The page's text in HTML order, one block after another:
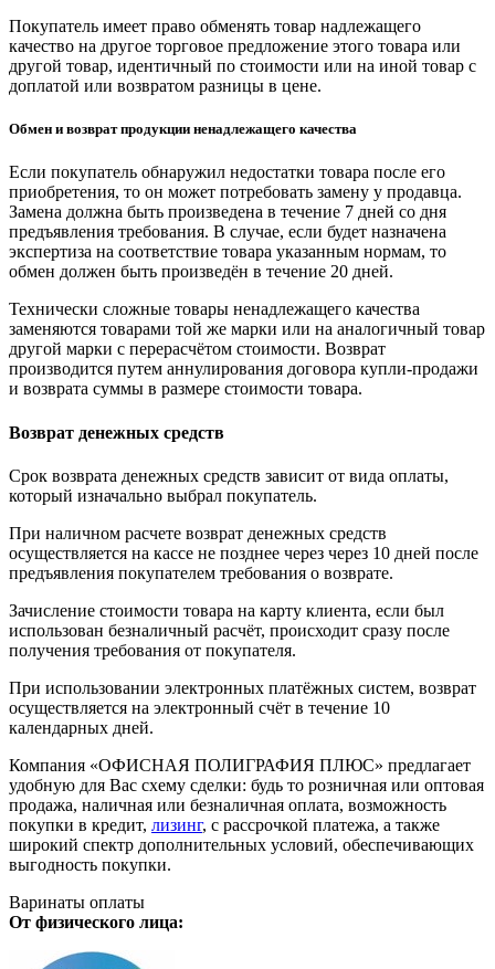
Покупатель имеет право обменять товар надлежащего
качество на другое торговое предложение этого товара или
другой товар, идентичный по стоимости или на иной товар с
доплатой или возвратом разницы в цене.
Обмен и возврат продукции ненадлежащего качества
Если покупатель обнаружил недостатки товара после его
приобретения, то он может потребовать замену у продавца.
Замена должна быть произведена в течение 7 дней со дня
предъявления требования. В случае, если будет назначена
экспертиза на соответствие товара указанным нормам, то
обмен должен быть произведён в течение 20 дней.
Технически сложные товары ненадлежащего качества
заменяются товарами той же марки или на аналогичный товар
другой марки с перерасчётом стоимости. Возврат
производится путем аннулирования договора купли-продажи
и возврата суммы в размере стоимости товара.
Возврат денежных средств
Срок возврата денежных средств зависит от вида оплаты,
который изначально выбрал покупатель.
При наличном расчете возврат денежных средств
осуществляется на кассе не позднее через через 10 дней после
предъявления покупателем требования о возврате.
Зачисление стоимости товара на карту клиента, если был
использован безналичный расчёт, происходит сразу после
получения требования от покупателя.
При использовании электронных платёжных систем, возврат
осуществляется на электронный счёт в течение 10
календарных дней.
Компания «ОФИСНАЯ ПОЛИГРАФИЯ ПЛЮС» предлагает
удобную для Вас схему сделки: будь то розничная или оптовая
продажа, наличная или безналичная оплата, возможность
покупки в кредит, лизинг, с рассрочкой платежа, а также
широкий спектр дополнительных условий, обеспечивающих
выгодность покупки.
Варинаты оплаты
От физического лица: